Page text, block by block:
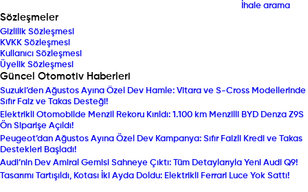
İhale arama
Sözleşmeler
Gizlilik Sözleşmesi
KVKK Sözleşmesi
Kullanıcı Sözleşmesi
Üyelik Sözleşmesi
Güncel Otomotiv Haberleri
Suzuki’den Ağustos Ayına Özel Dev Hamle: Vitara ve S-Cross Modellerinde
Sıfır Faiz ve Takas Desteği!
Elektrikli Otomobilde Menzil Rekoru Kırıldı: 1.100 km Menzilli BYD Denza Z9S
Ön Siparişe Açıldı!
Peugeot’dan Ağustos Ayına Özel Dev Kampanya: Sıfır Faizli Kredi ve Takas
Destekleri Başladı!
Audi’nin Dev Amiral Gemisi Sahneye Çıktı: Tüm Detaylarıyla Yeni Audi Q9!
Tasarımı Tartışıldı, Kotası İki Ayda Doldu: Elektrikli Ferrari Luce Yok Sattı!